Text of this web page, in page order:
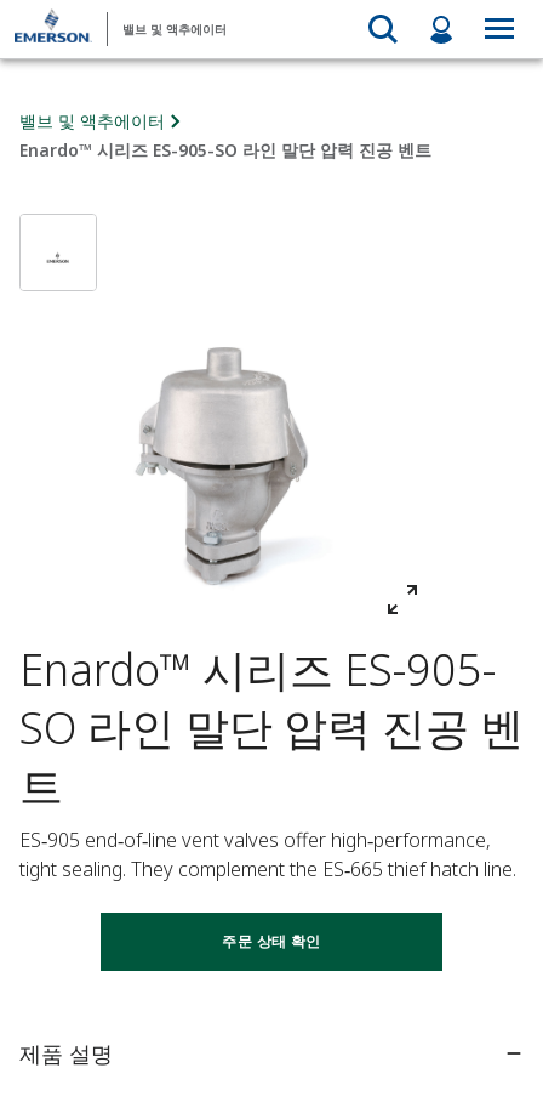
밸브 및 액추에이터
밸브 및 액추에이터
Enardo™ 시리즈 ES-905-SO 라인 말단 압력 진공 벤트
Enardo™ 시리즈 ES-905-
SO 라인 말단 압력 진공 벤
트
ES‑905 end‑of‑line vent valves offer high‑performance,
tight sealing. They complement the ES‑665 thief hatch line.
주문 상태 확인
제품 설명